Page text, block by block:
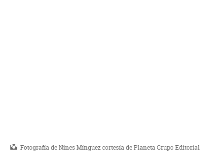
Fotografía de Nines Mínguez cortesía de Planeta Grupo Editorial